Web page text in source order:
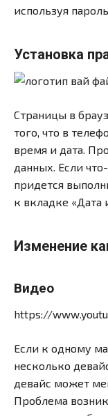
используя
Установка
Страницы в
того, что в
время и дата.
данных. Если
придется
к вкладке «Дата
Изменение
Видео
https://
Если к одному
несколько
девайс может
Проблема